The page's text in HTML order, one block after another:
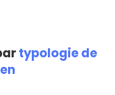
typologie de